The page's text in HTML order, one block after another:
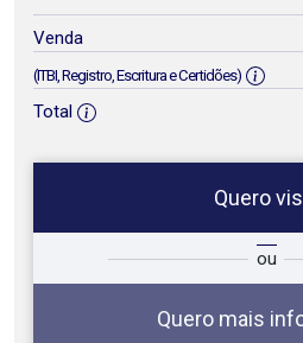
Venda
(ITBI, Registro, Escritura e Certidões)
Total
Quero
ou
Quero mais
Qual o melhor